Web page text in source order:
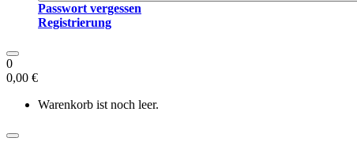
Passwort vergessen
Registrierung
0
0,00 €
Warenkorb ist noch leer.